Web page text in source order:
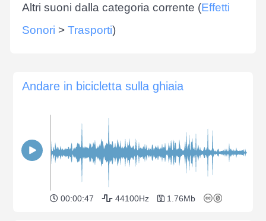
Altri suoni dalla categoria corrente (Effetti
Sonori > Trasporti)
Andare in bicicletta sulla ghiaia
00:00:47 44100Hz 1.76Mb